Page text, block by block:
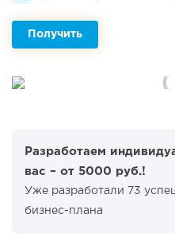
Получить
Разработаем
вас – от 5000 руб.!
Уже разработали 73
бизнес-плана